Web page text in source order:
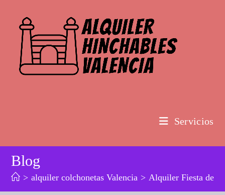
contenido
Servicios
Blog
> alquiler colchonetas Valencia > Alquiler Fiesta de